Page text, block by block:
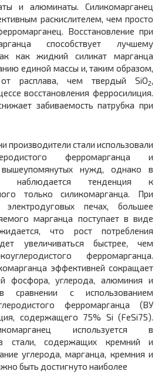
и алюминаты. Силикомарганец
раскислителем, чем просто
Восстановление при
способствует лучшему
как жидкий силикат марганца
единой массы и, таким образом,
от расплава, чем твердый SiO2,
восстановления ферросилиция.
забиваемость патрубка при
производители стали использовали
ферромарганца и
нужд, однако в
наблюдается тенденция к
только силикомарганца. При
печах, большее
марганца поступает в виде
что рост потребления
увеличиваться быстрее, чем
ферромарганца.
эффективней сокращает
фосфора, углерода, алюминия и
с использованием
ферромарганца (ВУ
содержащего 75% Si (FeSi75).
используется в
стали, содержащих кремний и
углерода, марганца, кремния и
быть достигнуто наиболее